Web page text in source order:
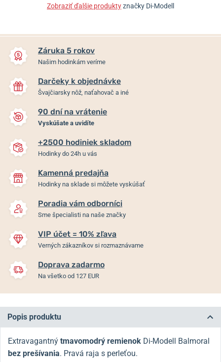
Zobraziť ďalšie produktyznačky Di-Modell
Záruka 5 rokov
Našim hodinkám veríme
Darčeky k objednávke
Švajčiarsky nôž, naťahovač a iné
90 dní na vrátenie
Vyskúšate a uvidíte
+2500 hodiniek skladom
Hodinky do 24h u vás
Kamenná predajňa
Hodinky na sklade si môžete vyskúšať
Poradia vám odborníci
Sme špecialisti na naše značky
VIP účet = 10% zľava
Verných zákazníkov si rozmaznávame
Doprava zadarmo
Na všetko od 127 EUR
Popis produktu
Extravagantný tmavomodrý remienok Di-Modell Balmoral
bez prešívania. Pravá raja s perleťou.